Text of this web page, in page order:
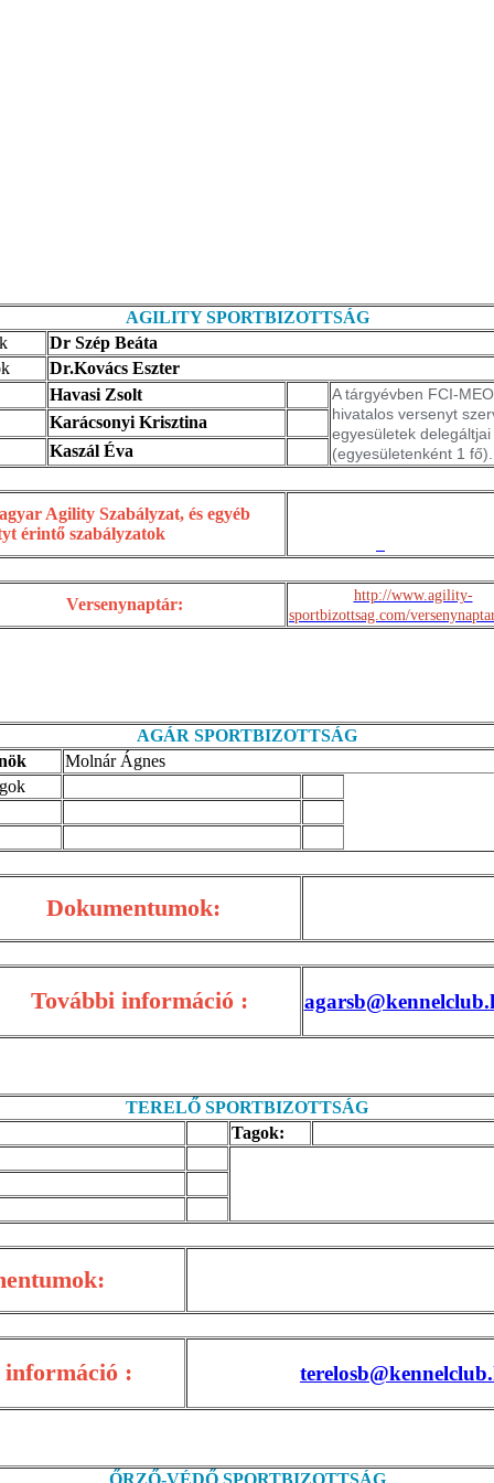
AGILITY SPORTBIZOTTSÁG
Dr Szép Beáta
Dr.Kovács Eszter
Havasi Zsolt
A tárgyévben FCI-
hivatalos versenyt
egyesületek delegáltjai
(egyesületenként 1 fő).
Karácsonyi Krisztina
Kaszál Éva
Agility Szabályzat, és egyéb
érintő szabályzatok
Versenynaptár:
http://www.agility-
sportbizottsag.com/
AGÁR SPORTBIZOTTSÁG
Molnár Ágnes
Dokumentumok:
További információ :
TERELŐ SPORTBIZOTTSÁG
Tagok:
információ :
ŐRZŐ-VÉDŐ SPORTBIZOTTSÁG